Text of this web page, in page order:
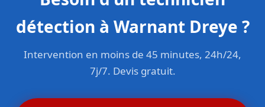
détection à Warnant Dreye ?
Intervention en moins de 45 minutes, 24h/24,
7j/7. Devis gratuit.